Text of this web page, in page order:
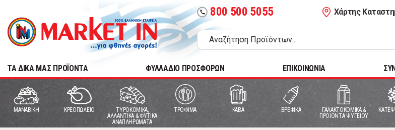
call 800 500 5055 Χάρτης
TA ΔΙΚΑ ΜΑΣ ΠΡΟΪΟΝΤΑ ΦΥΛΛΑΔΙΟ ΠΡΟΣΦΟΡΩΝ ΕΠΙΚΟΙΝΩΝΙΑ
MANABIKH ΚΡΕΟΠΩΛΕΙΟ
ΤΥΡΟΚΟΜΙΚΑ,
ΑΛΛΑΝΤΙΚΑ & ΦΥΤΙΚΑ
ΑΝΑΠΛΗΡΩΜΑΤΑ
ΤΡΟΦΙΜΑ ΚΑΒΑ ΒΡΕΦΙΚΑ
ΓΑΛΑΚΤΟΚΟΜΙΚΑ &
ΠΡΟΙΟΝΤΑ ΨΥΓΕΙΟΥ